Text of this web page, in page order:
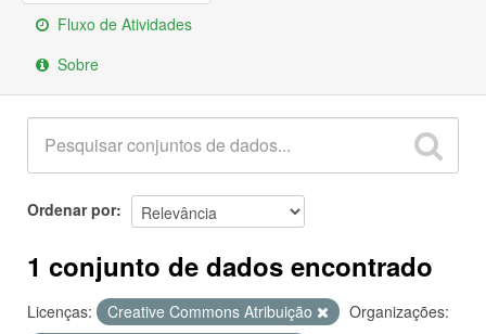
Fluxo de Atividades
Sobre
Ordenar por
1 conjunto de dados encontrado
Licenças: Creative Commons Atribuição
Organizações: